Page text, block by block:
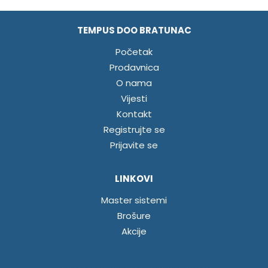
TEMPUS DOO BRATUNAC
Početak
Prodavnica
O nama
Vijesti
Kontakt
Registrujte se
Prijavite se
LINKOVI
Master sistemi
Brošure
Akcije